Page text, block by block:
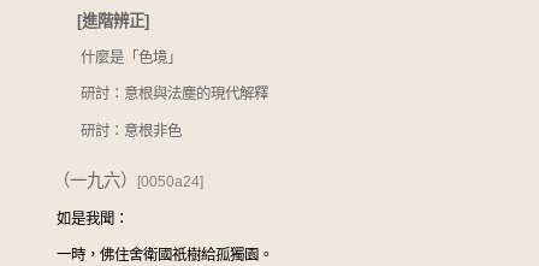
[進階辨正]
什麼是「色境」
研討：意根與法塵的現代解釋
研討：意根非色
（一九六） [0050a24]
如是我聞：
一時，佛住舍衛國祇樹給孤獨園。